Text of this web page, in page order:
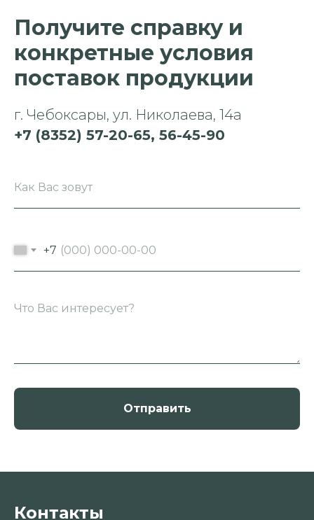
Получите справку и
конкретные условия
поставок продукции
г. Чебоксары, ул. Николаева, 14а
+7 (8352) 57-20-65, 56-45-90
+7
Отправить
Контакты